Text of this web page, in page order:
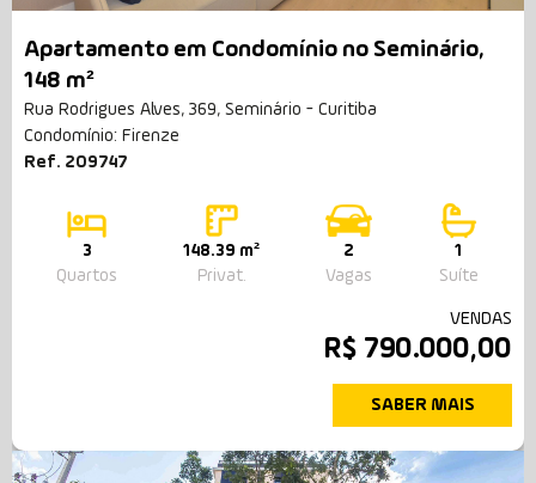
Apartamento em Condomínio no Seminário,
148 m²
Rua Rodrigues Alves, 369, Seminário - Curitiba
Condomínio: Firenze
Ref. 209747
3
Quartos
148.39 m²
Privat.
2
Vagas
1
Suíte
VENDAS
R$ 790.000,00
SABER MAIS